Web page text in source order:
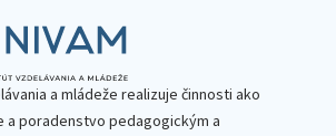
a mládeže realizuje činnosti ako
a poradenstvo pedagogickým a